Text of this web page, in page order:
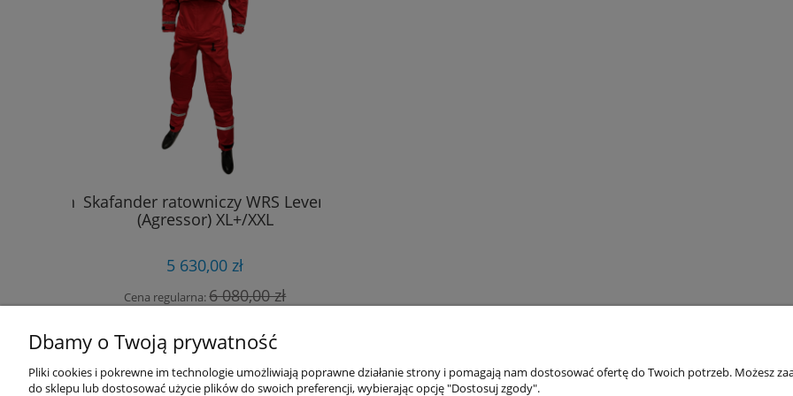
Skafander ratowniczy WRS Leven
(Agressor) XL+/XXL
5 630,00 zł
Cena regularna:6 080,00 zł
Dbamy o Twoją prywatność
Pliki cookies i pokrewne im technologie umożliwiają poprawne działanie strony i pomagają nam dostosować ofertę do Twoich potrzeb. Możesz
do sklepu lub dostosować użycie plików do swoich preferencji, wybierając opcję "Dostosuj zgody".